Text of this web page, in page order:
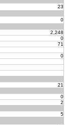
23
0
2,248
0
71
0
21
0
2
5